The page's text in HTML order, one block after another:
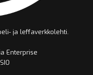
ja leffaverkkolehti.
Enterprise